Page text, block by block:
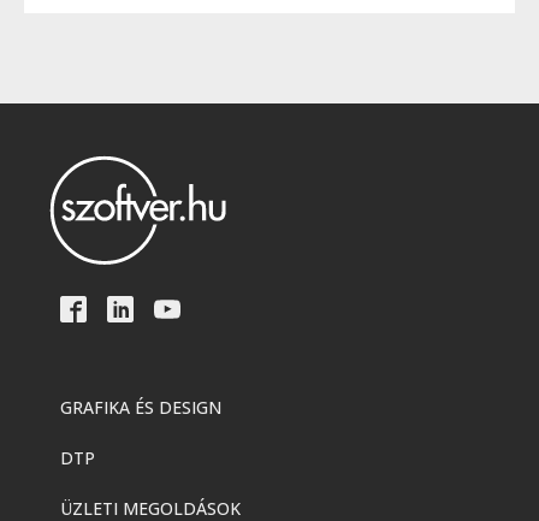
GRAFIKA ÉS DESIGN
DTP
ÜZLETI MEGOLDÁSOK